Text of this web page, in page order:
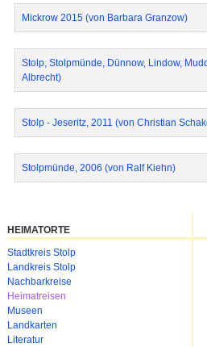
Mickrow 2015 (von Barbara Granzow)
Stolp, Stolpmünde, Dünnow, Lindow,
Albrecht)
Stolp - Jeseritz, 2011 (von Christian
Stolpmünde, 2006 (von Ralf Kiehn)
HEIMATORTE
Navigation
überspringen
Stadtkreis Stolp
Landkreis Stolp
Nachbarkreise
Heimatreisen
Museen
Landkarten
Literatur